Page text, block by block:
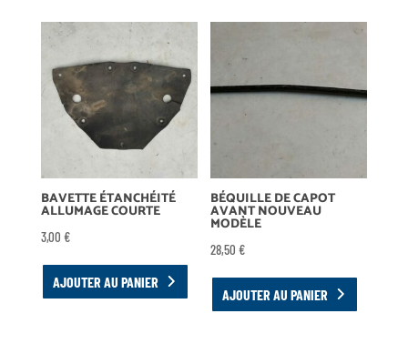
BAVETTE ÉTANCHÉITÉ
ALLUMAGE COURTE
3,00 €
AJOUTER AU PANIER
BÉQUILLE DE CAPOT
AVANT NOUVEAU
MODÈLE
28,50€
AJOUTER AU PANIER